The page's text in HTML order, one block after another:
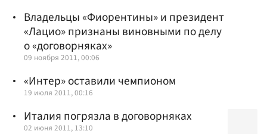
Владельцы «Фиорентины» и президент
«Лацио» признаны виновными по делу
о «договорняках»
09 ноября 2011, 00:06
«Интер» оставили чемпионом
19 июля 2011, 00:16
Италия погрязла в договорняках
02 июня 2011, 13:10